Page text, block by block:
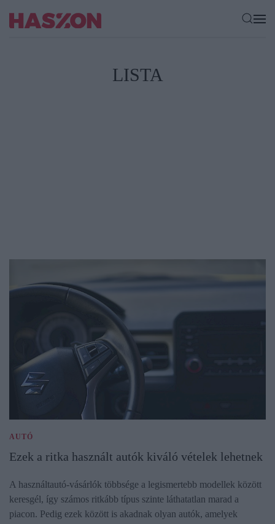
LISTA
AUTÓ
Ezek a ritka használt autók kiváló vételek lehetnek
A használtautó-vásárlók többsége a legismertebb modellek között
keresgél, így számos ritkább típus szinte láthatatlan marad a
piacon. Pedig ezek között is akadnak olyan autók, amelyek